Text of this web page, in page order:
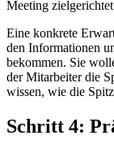
Meeting
Eine konkrete
den Informationen
bekommen. Sie
der Mitarbeiter die
wissen, wie die
Schritt 4: